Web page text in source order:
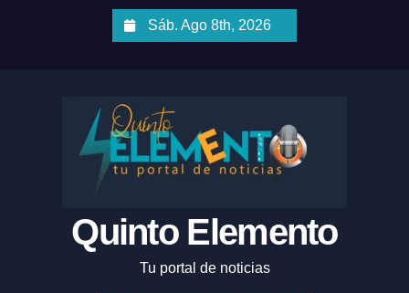
Sáb. Ago 8th, 2026
Quinto Elemento
Tu portal de noticias